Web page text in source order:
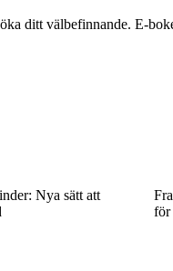
ditt välbefinnande. E-
Nya sätt att
för